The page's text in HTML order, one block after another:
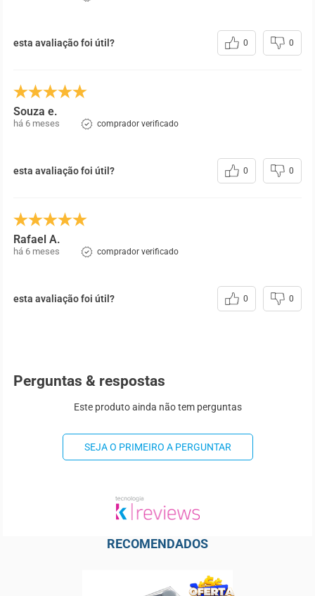
esta avaliação foi útil? 0 0
Souza e.
há 6 meses comprador verificado
esta avaliação foi útil? 0 0
Rafael A.
há 6 meses comprador verificado
esta avaliação foi útil? 0 0
Perguntas & respostas
Este produto ainda não tem perguntas
SEJA O PRIMEIRO A PERGUNTAR
RECOMENDADOS